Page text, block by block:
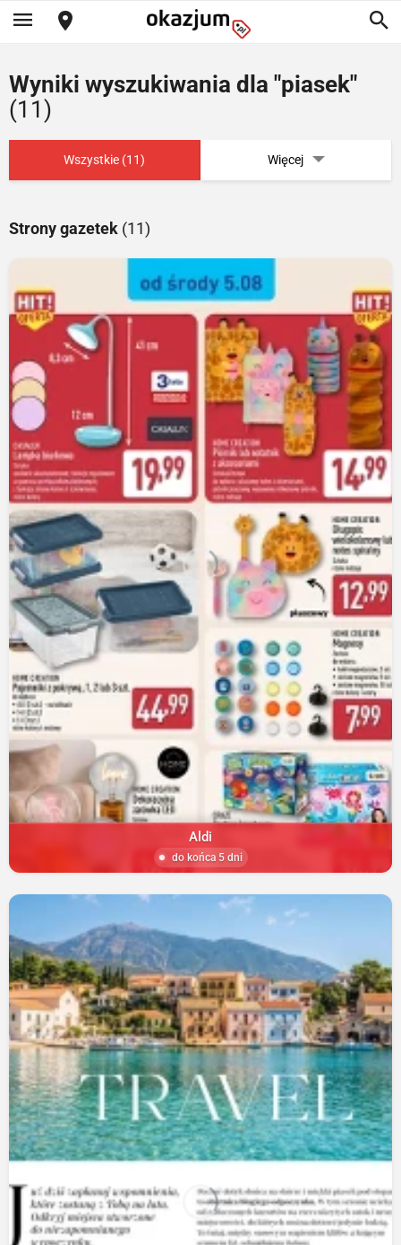
Wyniki wyszukiwania dla "piasek"
(11)
Wszystkie (11) Więcej
Strony gazetek (11)
Aldi
do końca 5 dni